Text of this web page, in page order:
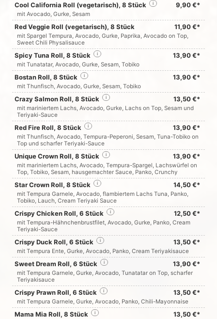
Cool California Roll (vegetarisch), 8 Stück 9,90 €*
i
mit Avocado, Gurke, Sesam
Red Veggie Roll (vegetarisch), 8 Stück 11,90 €*
mit Spargel Tempura, Avocado, Gurke, Paprika, Avocado on Top,
Sweet Chili Physalisauce
Spicy Tuna Roll, 8 Stück 13,90 €*
i
mit Tunatatar, Avocado, Gurke, Sesam, Tobiko
Bostan Roll, 8 Stück 13,90 €*
i
mit Thunfisch, Avocado, Gurke, Sesam, Tobiko
Crazy Salmon Roll, 8 Stück 13,50 €*
i
mit mariniertem Lachs, Avocado, Gurke, Lachs on Top, Sesam und
Teriyaki-Sauce
Red Fire Roll, 8 Stück 13,90 €*
i
mit Thunfisch, Avocado, Tempura-Peperoni, Sesam, Tuna-Tobiko on
Top und scharfer Teriyaki-Sauce
Unique Crown Roll, 8 Stück 13,90 €*
i
mit mariniertem Lachs, Avocado, Tempura-Spargel, Lachswürfel on
Top, Tobiko, Sesam, hausgemachter Sauce, Panko, Crunchy
Star Crown Roll, 8 Stück 14,50 €*
i
mit Tempura Garnele, Avocado, flambiertem Lachs Tuna, Panko,
Tobiko, Lauch, Cream Teriyaki Sauce
Crispy Chicken Roll, 6 Stück 12,50 €*
i
mit Tempura-Hähnchenbrustfilet, Avocado, Gurke, Panko, Cream
Teriyaki-Sauce
Crispy Duck Roll, 6 Stück 13,50 €*
i
mit Tempura Ente, Gurke, Avocado, Panko, Cream Teriyakisauce
Sweet Dream Roll, 6 Stück 13,90 €*
i
mit Tempura Garnele, Gurke, Avocado, Tunatatar on Top, scharfer
Teriyakisauce
Crispy Prawn Roll, 6 Stück 13,50 €*
i
mit Tempura Garnele, Gurke, Avocado, Panko, Chili-Mayonnaise
Mama Mia Roll, 8 Stück 13,50 €*
i